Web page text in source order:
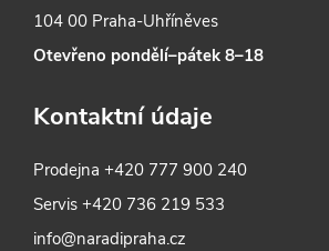
104 00 Praha-Uhříněves
Otevřeno pondělí–pátek 8–18
Kontaktní údaje
Prodejna+420 777 900 240
Servis+420 736 219 533
info@naradipraha.cz